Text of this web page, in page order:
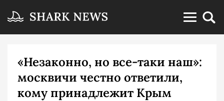
«Незаконно, но все-таки наш»:
москвичи честно ответили,
кому принадлежит Крым